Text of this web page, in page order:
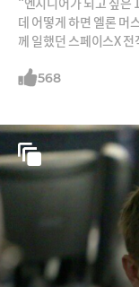
데 어떻게 하면 엘론 머
께 일했던 스페이스X
568